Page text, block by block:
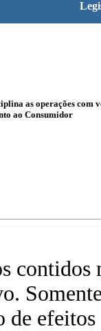
as operações
ao Consumidor
contidos
de